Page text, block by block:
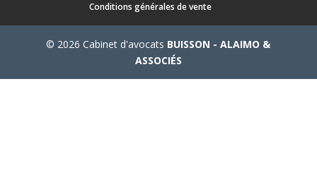
Conditions générales de vente
© 2026 Cabinet d'avocats BUISSON - ALAIMO &
ASSOCIÉS